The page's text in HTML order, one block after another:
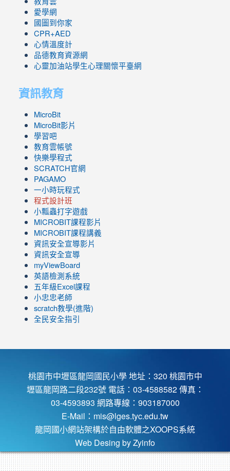
愛學網
國圖到你家
CPR+AED
心情溫度計
品德教育資源網
心靈加油站學生心理關懷平臺網
資訊教育
MicroBit
MicroBit影片
學習吧
教育雲帳號
快樂學程式
SCRATCH官網
PAGAMO
一小時玩程式
程式設計班
小瓢蟲打字遊戲
link
to
https://www.youtube.com/channel/UC8LghzcV5-
ZBGmXwlbUndNA/videos?
view=0&sort=dd&shelf_id=0
MICROBIT課程影片
link
to
https://www.youtube.com/channel/UC8LghzcV5-
ZBGmXwlbUndNA/videos?
view=0&sort=dd&shelf_id=0
MICROBIT課程講義
資訊安全宣導影片
資訊安全宣導
myViewBoard
英語檢測系統
五年級Excel課程
小忠忠老師
scratch教學(進階)
全民安全指引
桃園市中壢區龍岡國民小學 地址：320 桃園市中
壢區龍岡路二段232號 電話：03-4588582 傳真：
03-4593893 網路專線：903187000
E-Mail： mis@lges.tyc.edu.tw
龍岡國小網站架構於自由軟體之XOOPS系統
Web Desing by Zyinfo